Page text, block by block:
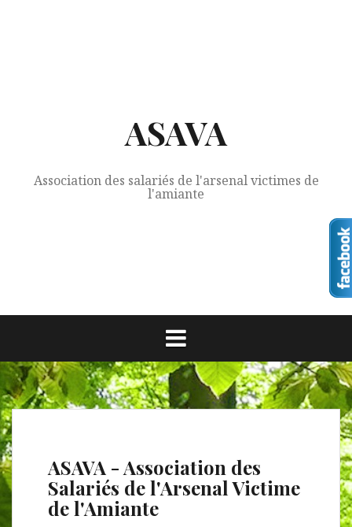
ASAVA
Association des salariés de l'arsenal victimes de
l'amiante
ASAVA - Association des
Salariés de l'Arsenal Victime
de l'Amiante